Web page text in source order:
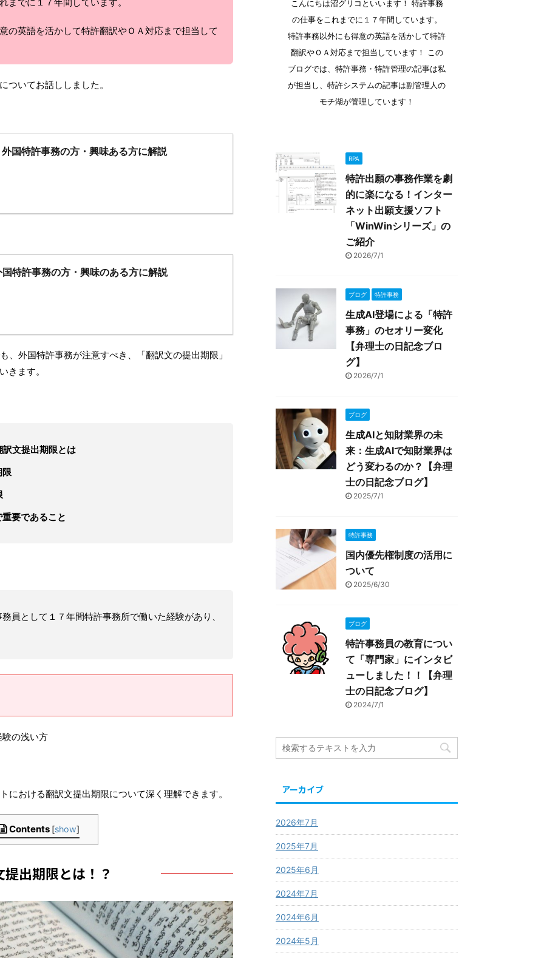
の英語を活かして特許翻訳やＯＡ対応まで担当して
ついてお話ししました。
国特許事務の方・興味ある方に解説
特許事務の方・興味のある方に解説
、外国特許事務が注意すべき、「翻訳文の提出期限」
きます。
文提出期限とは
限
要であること
員として１７年間特許事務所で働いた経験があり、
の浅い方
における翻訳文提出期限について深く理解できます。
Contents [show]
提出期限とは！？
こんにちは沼グリコといいます！ 特許事務
の仕事をこれまでに１７年間しています。
特許事務以外にも得意の英語を活かして特許
翻訳やＯＡ対応まで担当しています！ この
ブログでは、特許事務・特許管理の記事は私
が担当し、特許システムの記事は副管理人の
モチ湖が管理しています！
RPA
特許出願の事務作業を劇
的に楽になる！インター
ネット出願支援ソフト
「WinWinシリーズ」の
ご紹介
2026/7/1
ブログ 特許事務
生成AI登場による「特許
事務」のセオリー変化
【弁理士の日記念ブロ
グ】
2026/7/1
ブログ
生成AIと知財業界の未
来：生成AIで知財業界は
どう変わるのか？【弁理
士の日記念ブログ】
2025/7/1
特許事務
国内優先権制度の活用に
ついて
2025/6/30
ブログ
特許事務員の教育につい
て「専門家」にインタビ
ューしました！！【弁理
士の日記念ブログ】
2024/7/1
アーカイブ
2026年7月
2025年7月
2025年6月
2024年7月
2024年6月
2024年5月